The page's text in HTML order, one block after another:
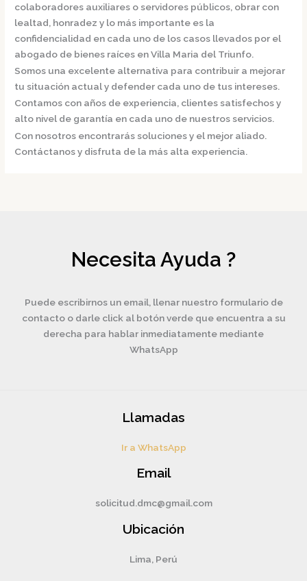
colaboradores auxiliares o servidores públicos, obrar con
lealtad, honradez y lo más importante es la
confidencialidad en cada uno de los casos llevados por el
abogado de bienes raíces en Villa Maria del Triunfo.
Somos una excelente alternativa para contribuir a mejorar
tu situación actual y defender cada uno de tus intereses.
Contamos con años de experiencia, clientes satisfechos y
alto nivel de garantía en cada uno de nuestros servicios.
Con nosotros encontrarás soluciones y el mejor aliado.
Contáctanos y disfruta de la más alta experiencia.
Necesita Ayuda ?
Puede escribirnos un email, llenar nuestro formulario de
contacto o darle click al botón verde que encuentra a su
derecha para hablar inmediatamente mediante
WhatsApp
Llamadas
Ir a WhatsApp
Email
solicitud.dmc@gmail.com
Ubicación
Lima, Perú